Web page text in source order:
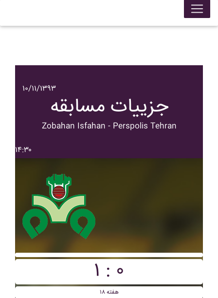
۱۰/۱۱/۱۳۹۳
جزییات مسابقه
Zobahan Isfahan - Perspolis Tehran
۱۴:۳۰
۱ : ۰
هفته ۱۸